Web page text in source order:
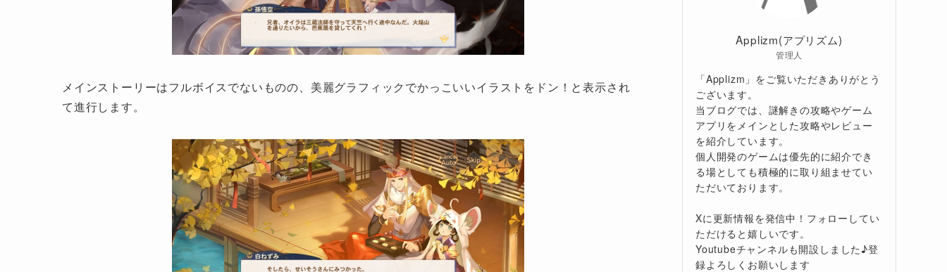
メインストーリーはフルボイスでないものの、美麗グラフィックでかっこいいイラストをドン！と表示され
て進行します。
Applizm(アプリズム)
管理人
「Applizm」をご覧いただきありがとう
ございます。
当ブログでは、謎解きの攻略やゲーム
アプリをメインとした攻略やレビュー
を紹介しています。
個人開発のゲームは優先的に紹介でき
る場としても積極的に取り組ませてい
ただいております。
Xに更新情報を発信中！フォローしてい
ただけると嬉しいです。
Youtubeチャンネルも開設しました♪登
録よろしくお願いします